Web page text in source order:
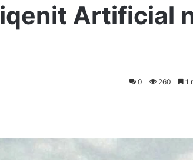
Artificial
0 260 1